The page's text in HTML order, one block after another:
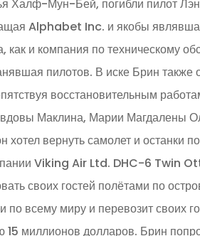
Халф-Мун-Бей, погибли пилот
Alphabet Inc. и якобы
как и компания по техническому
пилотов. В иске Брин также
восстановительным
Маклина, Марии Магдалены
хотел вернуть самолет и останки
Viking Air Ltd. DHC-6 Twin
своих гостей полётами по
по всему миру и перевозит
15 миллионов долларов. Брин